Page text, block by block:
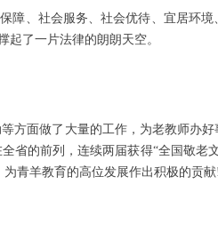
障、社会服务、社会优待、宜居环境
了一片法律的朗朗天空。
方面做了大量的工作，为老教师办好
省的前列，连续两届获得“全国敬老
青羊教育的高位发展作出积极的贡献!